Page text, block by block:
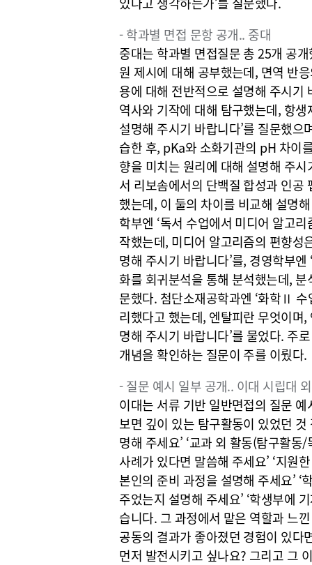
- 학과별 면접 문항 공개.. 중대
중대는 학과별 면접질문 총 25개 공
원 제시에 대해 공부했는데, 면역 반
용에 대해 전반적으로 설명해 주시기
역사와 기작에 대해 탐구했는데, 항
설명해 주시기 바랍니다’를 질문했
습한 후, pKa와 소화기관의 pH 차이
향을 미치는 원리에 대해 설명해 주
서 리보솜에서의 단백질 합성과 인공
했는데, 이 둘의 차이를 비교해 설명
학부엔 ‘독서 수업에서 미디어 알고
작했는데, 미디어 알고리즘의 편향성
명해 주시기 바랍니다’를, 경영학부
화를 회귀분석을 통해 분석했는데,
문했다. 첨단소재공학과엔 ‘화학Ⅱ
리했다고 했는데, 엔탈피란 무엇이며
명해 주시기 바랍니다’를 물었다. 주
개념을 확인하는 질문이 주를 이뤘다.
- 질문 예시 일부 공개.. 이대 시립대
이대는 서류 기반 일반면접의 질문
보면 깊이 있는 탐구활동이 있었던
명해 주세요’ ‘교과 외 활동(탐구활
사례가 있다면 말씀해 주세요’ ‘지원
본인의 준비 과정을 설명해 주세요’
주었는지 설명해 주세요’ ‘학생부에
습니다. 그 과정에서 맡은 역할과 느
공동의 결과가 좋아졌던 경험이 있다
먼저 발전시키고 싶나요? 그리고 그